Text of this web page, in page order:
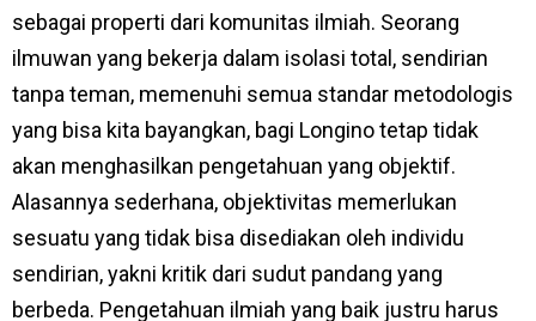
sebagai properti dari komunitas ilmiah. Seorang
ilmuwan yang bekerja dalam isolasi total, sendirian
tanpa teman, memenuhi semua standar metodologis
yang bisa kita bayangkan, bagi Longino tetap tidak
akan menghasilkan pengetahuan yang objektif.
Alasannya sederhana, objektivitas memerlukan
sesuatu yang tidak bisa disediakan oleh individu
sendirian, yakni kritik dari sudut pandang yang
berbeda. Pengetahuan ilmiah yang baik justru harus